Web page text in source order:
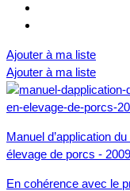
Ajouter à ma liste
Ajouter à ma liste
Manuel d’application
élevage de porcs - 2009
En cohérence avec le